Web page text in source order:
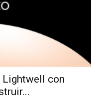
Lightwell con